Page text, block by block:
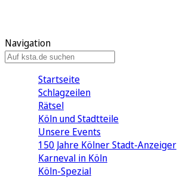
Navigation
Startseite
Schlagzeilen
Rätsel
Köln und Stadtteile
Unsere Events
150 Jahre Kölner Stadt-Anzeiger
Karneval in Köln
Köln-Spezial